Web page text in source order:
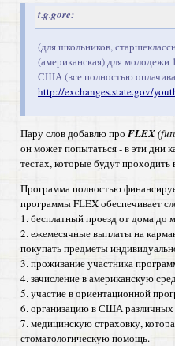
t.g.gore:
(для школьников,
(американская) для молодежи
США (все полностью
http://exchanges.state.gov/
Пару слов добавлю про FLEX
он может попытаться - в эти дни
тестах, которые будут
Программа полностью
программы FLEX обеспечивает
1. бесплатный проезд от дома
2. ежемесячные выплаты на
покупать предметы
3. проживание участника
4. зачисление в американскую
5. участие в ориентационной
6. организацию в США
7. медицинскую страховку,
стоматологическую помощь.